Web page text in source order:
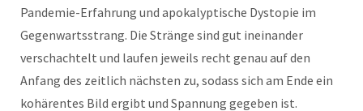
Pandemie-Erfahrung und apokalyptische Dystopie im
Gegenwartsstrang. Die Stränge sind gut ineinander
verschachtelt und laufen jeweils recht genau auf den
Anfang des zeitlich nächsten zu, sodass sich am Ende ein
kohärentes Bild ergibt und Spannung gegeben ist.